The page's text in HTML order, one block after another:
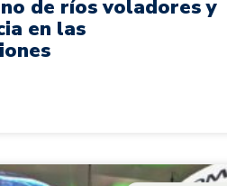
de ríos voladores y
en las